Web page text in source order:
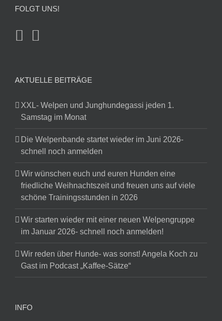
FOLGT UNS!
AKTUELLE BEITRÄGE
XXL- Welpen und Junghundegassi jeden 1.
Samstag im Monat
Die Welpenbande startet wieder im Juni 2026-
schnell noch anmelden
Wir wünschen euch und euren Hunden eine
friedliche Weihnachtszeit und freuen uns auf viele
schöne Trainingsstunden in 2026
Wir starten wieder mit einer neuen Welpengruppe
im Januar 2026- schnell noch anmelden!
Wir reden über Hunde- was sonst! Angela Koch zu
Gast im Podcast „Kaffee-Sätze“
INFO